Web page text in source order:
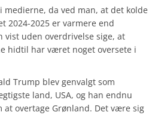
medierne, da ved man, at det kolde
2024-2025 er varmere end
vist uden overdrivelse sige, at
hidtil har været noget oversete i
Trump blev genvalgt som
land, USA, og han endnu
at overtage Grønland. Det være sig